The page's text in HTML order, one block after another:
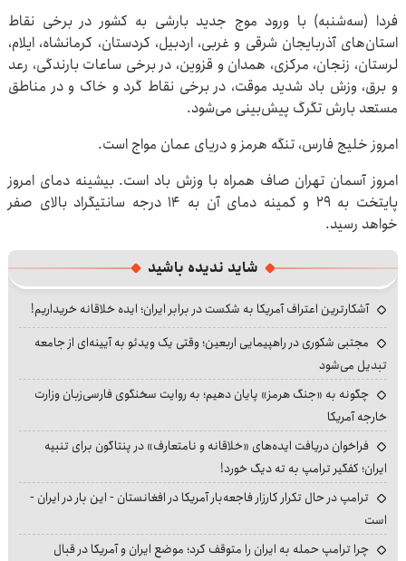
فردا (سه‌شنبه) با ورود موج جدید بارشی به کشور در برخی نقاط
استان‌های آذربایجان شرقی و غربی، اردبیل، کردستان، کرمانشاه، ایلام،
لرستان، زنجان، مرکزی، همدان و قزوین، در برخی ساعات بارندگی، رعد
و برق، وزش باد شدید موقت، در برخی نقاط گرد و خاک و در مناطق
مستعد بارش تگرگ پیش‌بینی می‌شود.
امروز خلیج فارس، تنگه هرمز و دریای عمان مواج است.
امروز آسمان تهران صاف همراه با وزش باد است. بیشینه دمای امروز
پایتخت به ۲۹ و کمینه دمای آن به ۱۴ درجه سانتیگراد بالای صفر
خواهد رسید.
شاید ندیده باشید
آشکارترین اعتراف آمریکا به شکست در برابر ایران؛ ایده خلاقانه خریداریم!
مجتبی شکوری در راهپیمایی اربعین؛ وقتی یک ویدئو به آیینه‌ای از جامعه
تبدیل می‌شود
چگونه به «جنگ هرمز» پایان دهیم؛ به روایت سخنگوی فارسی‌زبان وزارت
خارجه آمریکا
فراخوان دریافت ایده‌های «خلاقانه و نامتعارف» در پنتاگون برای تنبیه
ایران؛ کفگیر ترامپ به ته دیگ خورد!
ترامپ در حال تکرار کارزار فاجعه‌بار آمریکا در افغانستان - این بار در ایران -
است
چرا ترامپ حمله به ایران را متوقف کرد؛ موضع ایران و آمریکا در قبال